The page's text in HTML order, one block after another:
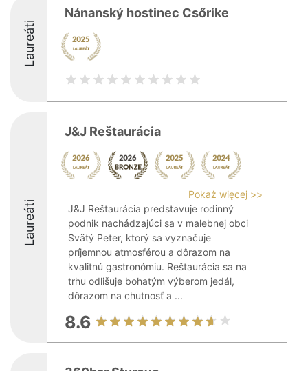
Laureáti
Nánanský hostinec Csőrike
Laureáti
J&J Reštaurácia
Pokaż więcej >>
J&J Reštaurácia predstavuje rodinný
podnik nachádzajúci sa v malebnej obci
Svätý Peter, ktorý sa vyznačuje
príjemnou atmosférou a dôrazom na
kvalitnú gastronómiu. Reštaurácia sa na
trhu odlišuje bohatým výberom jedál,
dôrazom na chutnosť a ...
8.6